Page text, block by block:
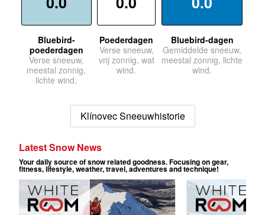
Bluebird-
poederdagen
Verse sneeuw,
meestal zonnig,
lichte wind.
Poederdagen
Verse sneeuw,
vrij zonnig, wat
wind.
Bluebird-dagen
Gemiddelde sneeuw,
meestal zonnig, lichte
wind.
Klínovec Sneeuwhistorie